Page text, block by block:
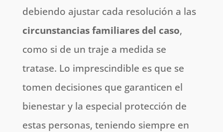
debiendo ajustar cada resolución a las
circunstancias familiares del caso,
como si de un traje a medida se
tratase. Lo imprescindible es que se
tomen decisiones que garanticen el
bienestar y la especial protección de
estas personas, teniendo siempre en